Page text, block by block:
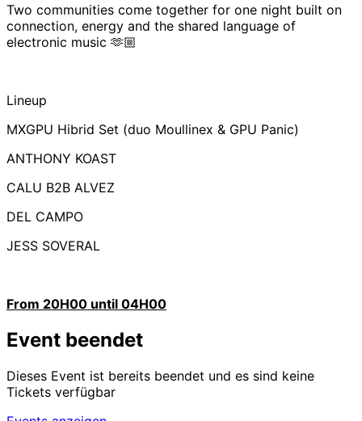
Two communities come together for one night built on
connection, energy and the shared language of
electronic music 🫶🏼
Lineup
MXGPU Hibrid Set (duo Moullinex & GPU Panic)
ANTHONY KOAST
CALU B2B ALVEZ
DEL CAMPO
JESS SOVERAL
From 20H00 until 04H00
Event beendet
Dieses Event ist bereits beendet und es sind keine
Tickets verfügbar